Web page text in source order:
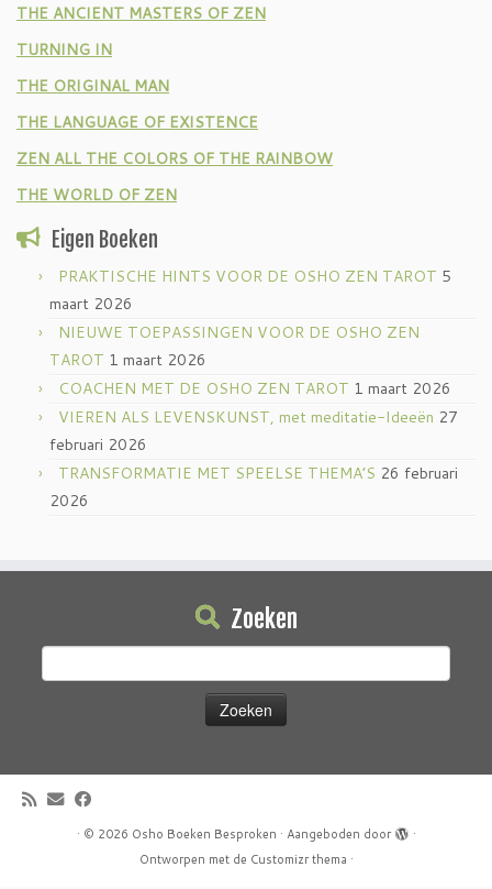
THE ANCIENT MASTERS OF ZEN
TURNING IN
THE ORIGINAL MAN
THE LANGUAGE OF EXISTENCE
ZEN ALL THE COLORS OF THE RAINBOW
THE WORLD OF ZEN
Eigen Boeken
PRAKTISCHE HINTS VOOR DE OSHO ZEN TAROT 5
maart 2026
NIEUWE TOEPASSINGEN VOOR DE OSHO ZEN
TAROT 1 maart 2026
COACHEN MET DE OSHO ZEN TAROT 1 maart 2026
VIEREN ALS LEVENSKUNST, met meditatie-Ideeën 27
februari 2026
TRANSFORMATIE MET SPEELSE THEMA’S 26 februari
2026
Zoeken
Zoeken
· © 2026 Osho Boeken Besproken · Aangeboden door
·
Ontworpen met de Customizr thema ·